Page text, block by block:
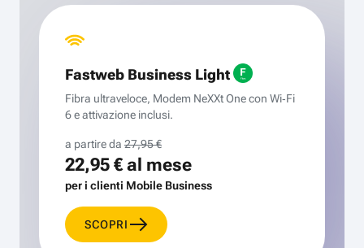
Fastweb Business Light
Fibra ultraveloce, Modem NeXXt One con Wi‑Fi
6 e attivazione inclusi.
a partire da 27,95 €
22,95 €al mese
per i clienti Mobile Business
SCOPRI